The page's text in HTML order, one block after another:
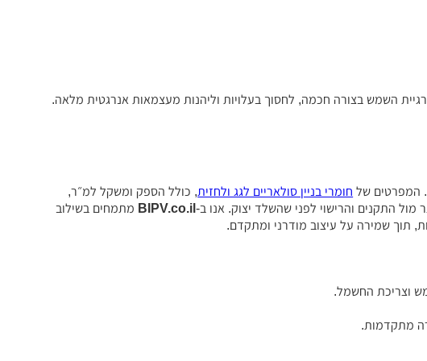
השמש בצורה חכמה, לחסוך בעלויות וליהנות מעצמאות אנרגטית מלאה.
המפרטים של חומרי בניין סולאריים לגג ולחזית, כולל הספק ומשקל למ״ר,
מול התקנים והרישוי לפני שהשלד יצוק. אנו ב-BIPV.co.il מתמחים בשילוב
וצריכת החשמל.
מתקדמות.